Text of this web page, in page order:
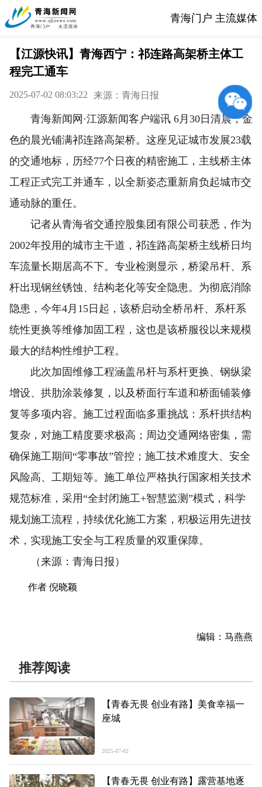
青海门户 主流媒体
【江源快讯】青海西宁：祁连路高架桥主体工
程完工通车
2025-07-02 08:03:22 来源：青海日报
青海新闻网·江源新闻客户端讯 6月30日清晨，金
色的晨光铺满祁连路高架桥。这座见证城市发展23载
的交通地标，历经77个日夜的精密施工，主线桥主体
工程正式完工并通车，以全新姿态重新肩负起城市交
通动脉的重任。
记者从青海省交通控股集团有限公司获悉，作为
2002年投用的城市主干道，祁连路高架桥主线桥日均
车流量长期居高不下。专业检测显示，桥梁吊杆、系
杆出现钢丝锈蚀、结构老化等安全隐患。为彻底消除
隐患，今年4月15日起，该桥启动全桥吊杆、系杆系
统性更换等维修加固工程，这也是该桥服役以来规模
最大的结构性维护工程。
此次加固维修工程涵盖吊杆与系杆更换、钢纵梁
增设、拱肋涂装修复，以及桥面行车道和桥面铺装修
复等多项内容。施工过程面临多重挑战：系杆拱结构
复杂，对施工精度要求极高；周边交通网络密集，需
确保施工期间“零事故”管控；施工技术难度大、安全
风险高、工期短等。施工单位严格执行国家相关技术
规范标准，采用“全封闭施工+智慧监测”模式，科学
规划施工流程，持续优化施工方案，积极运用先进技
术，实现施工安全与工程质量的双重保障。
（来源：青海日报）
作者 倪晓颖
编辑：马燕燕
推荐阅读
【青春无畏 创业有路】美食幸福一
座城
2025-07-02
【青春无畏 创业有路】露营基地逐